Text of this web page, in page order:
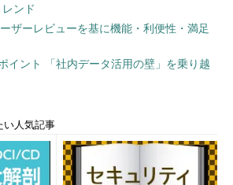
ンド
ザーレビューを基に機能・利便性・満足
イント 「社内データ活用の壁」を乗り越
い人気記事